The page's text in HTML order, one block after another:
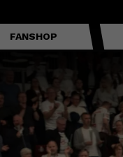
FANSHOP